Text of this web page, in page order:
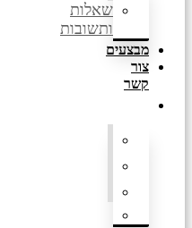
שאלות
ותשובות
מבצעים
צור
קשר